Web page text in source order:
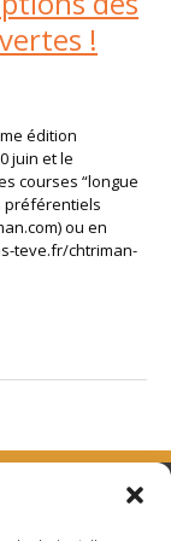
!
édition
juin et le
courses “longue
préférentiels
ou en
teve.fr/chtriman-